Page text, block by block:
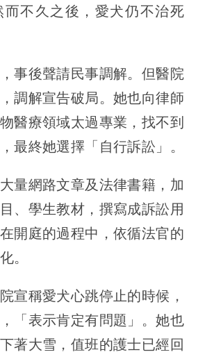
不久之後，愛犬仍不治死
事後聲請民事調解。但醫院
調解宣告破局。她也向律師
醫療領域太過專業，找不到
最終她選擇「自行訴訟」。
量網路文章及法律書籍，加
、學生教材，撰寫成訴訟用
開庭的過程中，依循法官的
。
宣稱愛犬心跳停止的時候，
「表示肯定有問題」。她也
著大雪，值班的護士已經回